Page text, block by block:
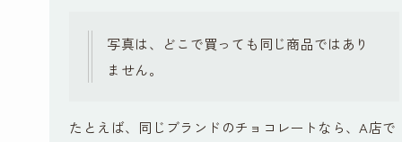
写真は、どこで買っても同じ商品ではあり
ません。
たとえば、同じブランドのチョコレートなら、A店で